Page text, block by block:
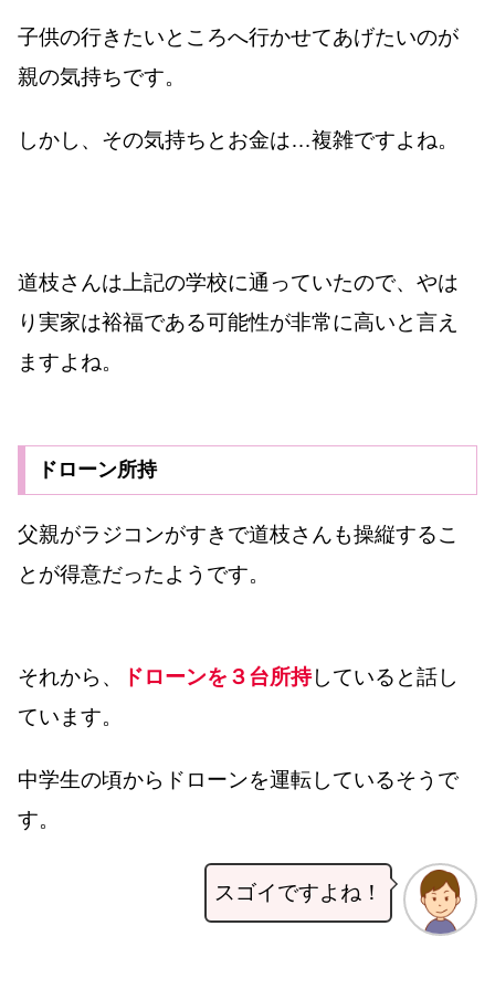
子供の行きたいところへ行かせてあげたいのが
親の気持ちです。
しかし、その気持ちとお金は…複雑ですよね。
道枝さんは上記の学校に通っていたので、やは
り実家は裕福である可能性が非常に高いと言え
ますよね。
ドローン所持
父親がラジコンがすきで道枝さんも操縦するこ
とが得意だったようです。
それから、 ドローンを３台所持していると話し
ています。
中学生の頃からドローンを運転しているそうで
す。
スゴイですよね！